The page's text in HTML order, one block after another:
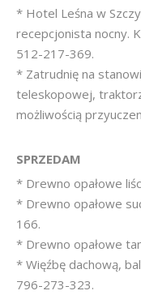
* Hotel Leśna w
recepcjonista nocny.
512-217-369.
* Zatrudnię na
teleskopowej,
możliwością
SPRZEDAM
* Drewno opałowe
* Drewno opałowe
166.
* Drewno opałowe
* Więźbę dachową,
796-273-323.